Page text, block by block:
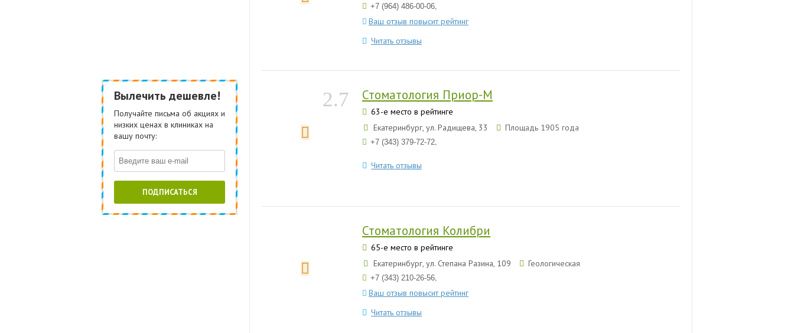
+7 (964) 486-00-06,
Ваш отзыв повысит рейтинг
Читать отзывы
2.7 Стоматология Приор-М
63-е место в рейтинге
Екатеринбург, ул. Радищева, 33
Площадь 1905 года
+7 (343) 379-72-72,
Читать отзывы
Стоматология Колибри
65-е место в рейтинге
Екатеринбург, ул. Степана Разина, 109
Геологическая
+7 (343) 210-26-56,
Ваш отзыв повысит рейтинг
Читать отзывы
Вылечить дешевле!
Получайте письма об акциях и
низких ценах в клиниках на
вашу почту:
ПОДПИСАТЬСЯ